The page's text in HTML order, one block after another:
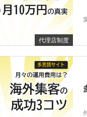
代理店制度